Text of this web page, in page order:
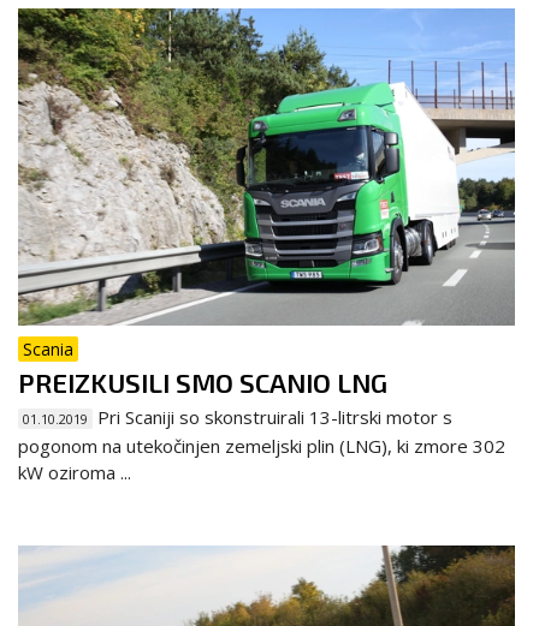
Scania
PREIZKUSILI SMO SCANIO LNG
01.10.2019
Pri Scaniji so skonstruirali 13-litrski motor s
pogonom na utekočinjen zemeljski plin (LNG), ki zmore 302
kW oziroma ...